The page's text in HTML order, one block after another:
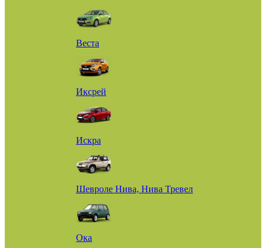
Веста
Иксрей
Искра
Шевроле Нива, Нива Тревел
Ока